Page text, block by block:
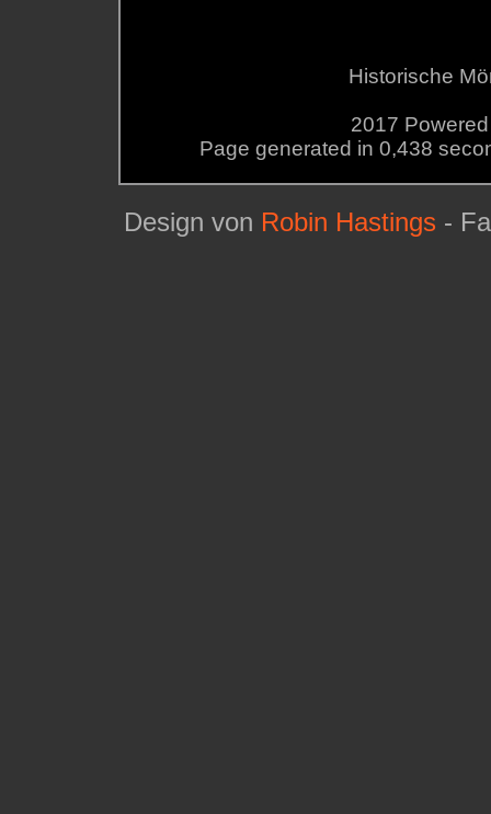
Historische
2017
Page generated in 0,438
Design von Robin Hastings -